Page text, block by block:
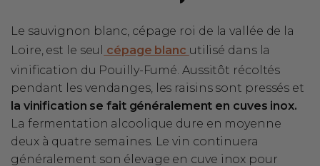
Le sauvignon blanc, cépage roi de la vallée de la
Loire, est le seul
cépage blanc utilisé dans la
vinification du Pouilly-Fumé. Aussitôt récoltés
pendant les vendanges, les raisins sont pressés et
la vinification se fait généralement en cuves inox.
La fermentation alcoolique dure en moyenne
deux à quatre semaines. Le vin continuera
généralement son élevage en cuve inox pour